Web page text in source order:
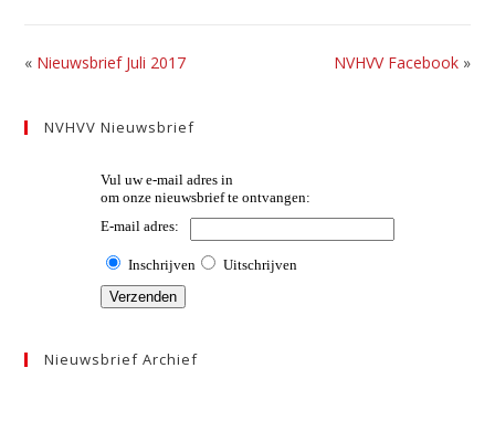
« Nieuwsbrief Juli 2017 NVHVV Facebook»
NVHVV Nieuwsbrief
Nieuwsbrief Archief